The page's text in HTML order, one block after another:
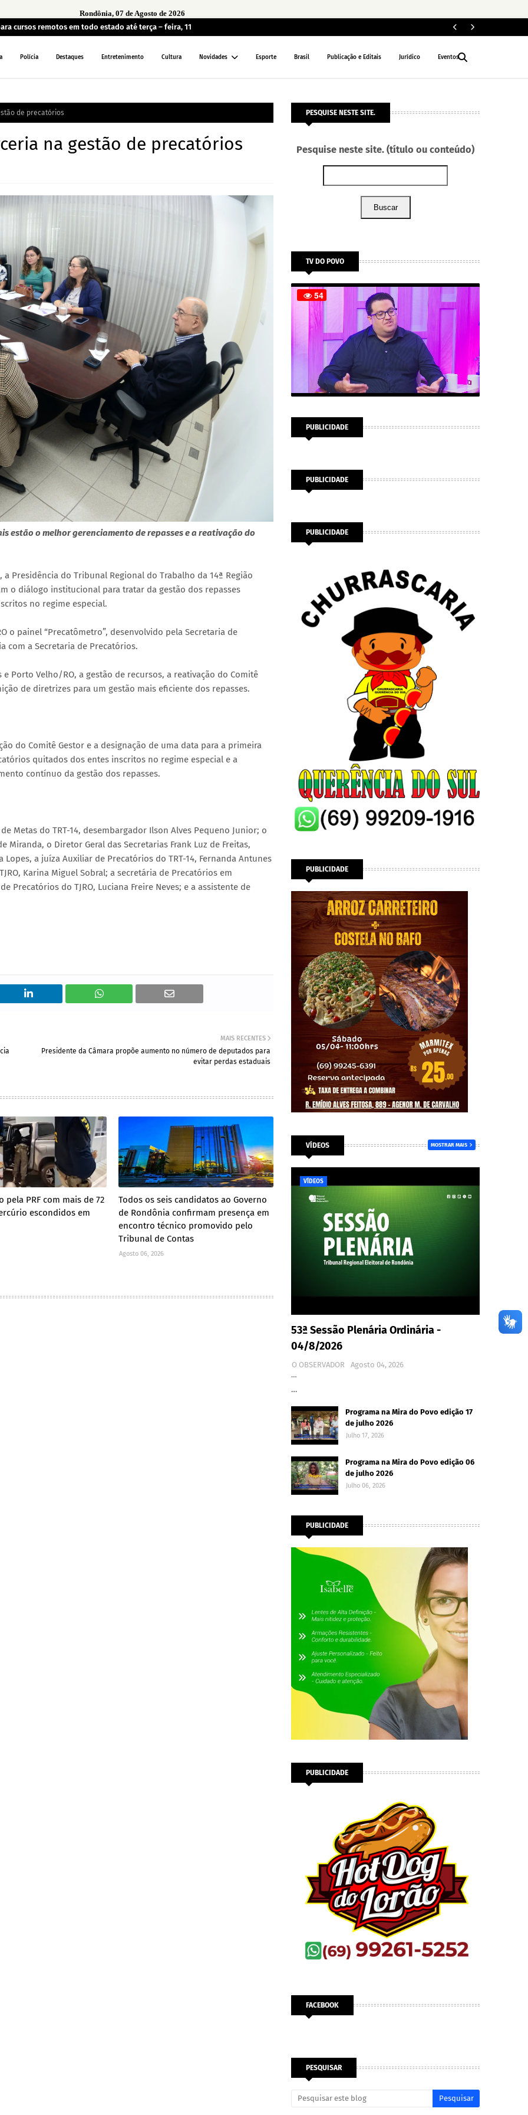
Rondônia, 07 de Agosto de 2026
cursos remotos em todo estado até terça – feira, 11
Polícia Destaques Entretenimento Cultura Novidades Esporte Brasil Publicação e Editais Jurídico Eventos
de precatórios
na gestão de precatórios
estão o melhor gerenciamento de repasses e a reativação do
Presidência do Tribunal Regional do Trabalho da 14ª Região
o diálogo institucional para tratar da gestão dos repasses
no regime especial.
o painel “Precatômetro”, desenvolvido pela Secretaria de
com a Secretaria de Precatórios.
Porto Velho/RO, a gestão de recursos, a reativação do Comitê
de diretrizes para um gestão mais eficiente dos repasses.
do Comitê Gestor e a designação de uma data para a primeira
quitados dos entes inscritos no regime especial e a
contínuo da gestão dos repasses.
Metas do TRT-14, desembargador Ilson Alves Pequeno Junior; o
Miranda, o Diretor Geral das Secretarias Frank Luz de Freitas,
a juíza Auxiliar de Precatórios do TRT-14, Fernanda Antunes
Karina Miguel Sobral; a secretária de Precatórios em
Precatórios do TJRO, Luciana Freire Neves; e a assistente de
MAIS RECENTES
Presidente da Câmara propõe aumento no número de deputados para
evitar perdas estaduais
pela PRF com mais de 72
escondidos em
Todos os seis candidatos ao Governo
de Rondônia confirmam presença em
encontro técnico promovido pelo
Tribunal de Contas
Agosto 06, 2026
PESQUISE NESTE SITE.
Pesquise neste site. (título ou conteúdo)
Buscar
TV DO POVO
PUBLICIDADE
PUBLICIDADE
PUBLICIDADE
PUBLICIDADE
VÍDEOS MOSTRAR MAIS
VÍDEOS
53ª Sessão Plenária Ordinária -
04/8/2026
O OBSERVADOR
Agosto 04, 2026
…
…
Programa na Mira do Povo edição 17
de julho 2026
Julho 17, 2026
Programa na Mira do Povo edição 06
de julho 2026
Julho 06, 2026
PUBLICIDADE
PUBLICIDADE
FACEBOOK
PESQUISAR